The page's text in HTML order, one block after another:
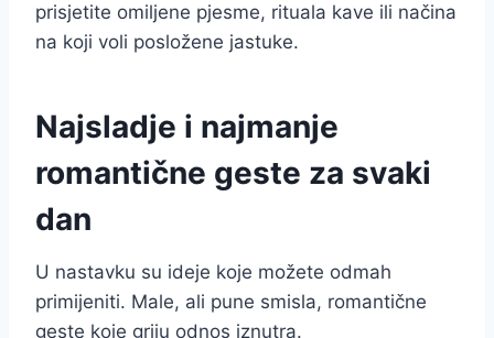
prisjetite omiljene pjesme, rituala kave ili načina
na koji voli posložene jastuke.
Najsladje i najmanje
romantične geste za svaki
dan
U nastavku su ideje koje možete odmah
primijeniti. Male, ali pune smisla, romantične
geste koje griju odnos iznutra.